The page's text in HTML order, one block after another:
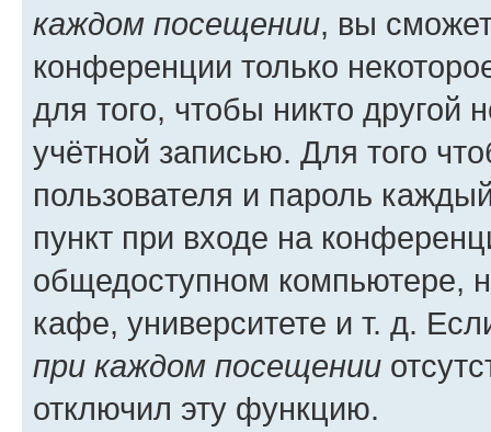
каждом посещении, вы
конференции только
для того, чтобы никто другой
учётной записью. Для того
пользователя и пароль
пункт при входе на
общедоступном компьютере,
кафе, университете и т. д.
при каждом посещении
отключил эту функцию.